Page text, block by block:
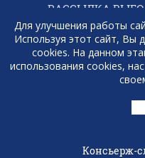
РАССЫЛКА
В
+7
Консьерж-
Для улучшения работы
Используя этот сайт, Вы
cookies. На данном
использования cookies,